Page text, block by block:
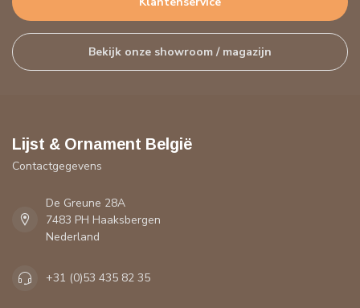
Bekijk onze showroom / magazijn
Lijst & Ornament België
Contactgegevens
De Greune 28A
7483 PH Haaksbergen
Nederland
+31 (0)53 435 82 35